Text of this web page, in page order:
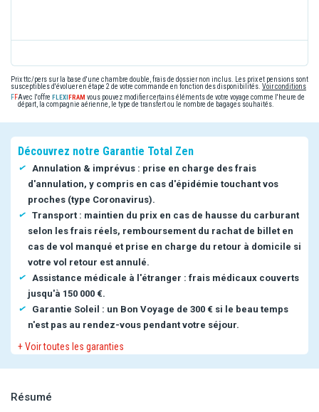
Prix ttc/pers sur la base d'une chambre double, frais de dossier non inclus. Les prix et pensions sont
susceptibles d'évoluer en étape 2 de votre commande en fonction des disponibilités. Voir conditions
Avec l'offre
vous pouvez modifier certains éléments de votre voyage comme l'heure de
départ, la compagnie aérienne, le type de transfert ou le nombre de bagages souhaités.
Découvrez notre Garantie Total Zen
Annulation & imprévus : prise en charge des frais
d'annulation, y compris en cas d'épidémie touchant vos
proches (type Coronavirus).
Transport : maintien du prix en cas de hausse du carburant
selon les frais réels, remboursement du rachat de billet en
cas de vol manqué et prise en charge du retour à domicile si
votre vol retour est annulé.
Assistance médicale à l'étranger : frais médicaux couverts
jusqu'à 150 000 €.
Garantie Soleil : un Bon Voyage de 300 € si le beau temps
n'est pas au rendez-vous pendant votre séjour.
+ Voir toutes les garanties
Résumé